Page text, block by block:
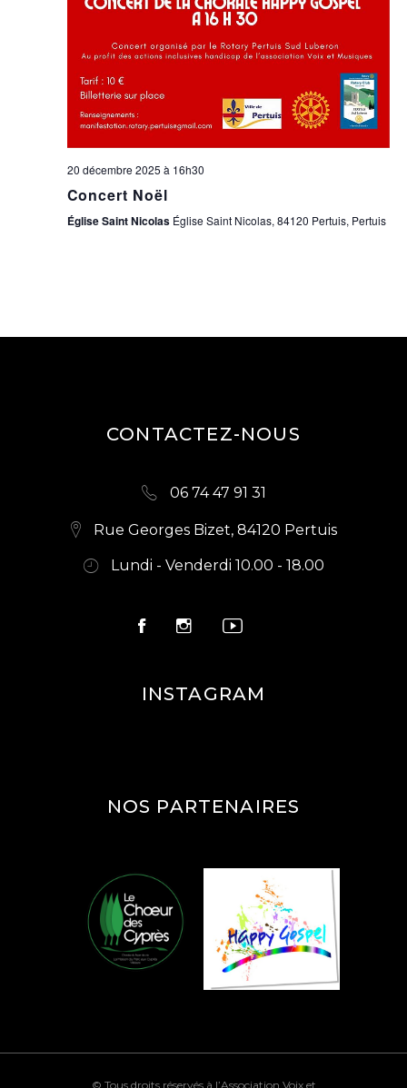
20 décembre 2025 à 16h30
Concert Noël
Église Saint Nicolas Église Saint Nicolas, 84120 Pertuis, Pertuis
CONTACTEZ-NOUS
06 74 47 91 31
Rue Georges Bizet, 84120 Pertuis
Lundi - Venderdi 10.00 - 18.00
INSTAGRAM
NOS PARTENAIRES
© Tous droits réservés à l’Association Voix et